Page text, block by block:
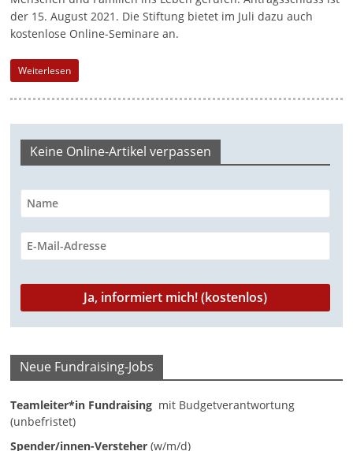
r
e
n
der 15. August 2021. Die Stiftung bietet im Juli dazu auch
kostenlose Online-Seminare an.
Weiterlesen
Keine Online-Artikel verpassen
Neue Fundraising-Jobs
Teamleiter*in Fundraising mit Budgetverantwortung
(unbefristet)
Spender/innen-Versteher (w/m/d)